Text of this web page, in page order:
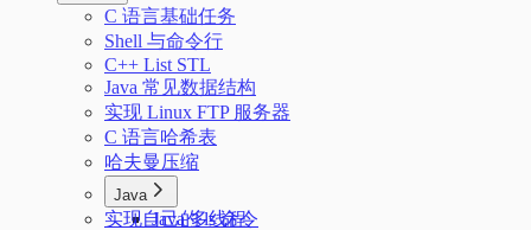
C 语言基础任务
Shell 与命令行
C++ List STL
Java 常见数据结构
实现 Linux FTP 服务器
C 语言哈希表
哈夫曼压缩
Java
Java 多线程
实现自己的 ls 命令